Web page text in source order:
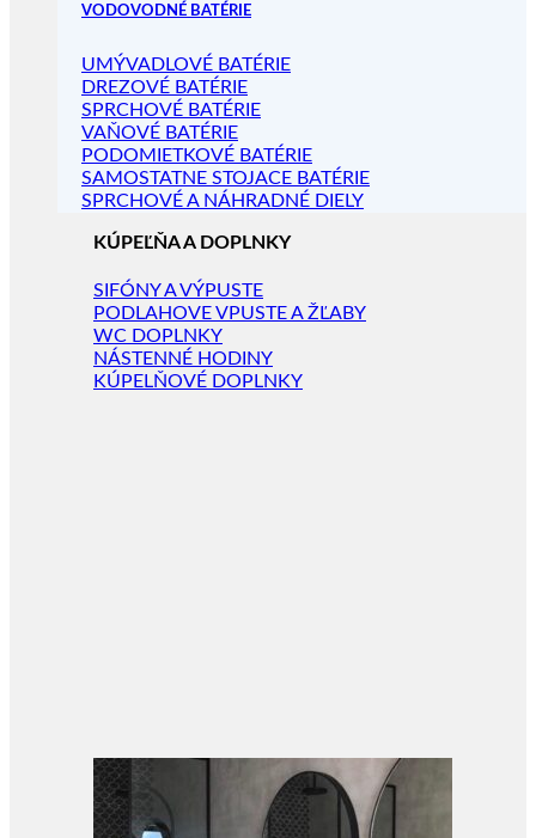
VODOVODNÉ BATÉRIE
UMÝVADLOVÉ BATÉRIE
DREZOVÉ BATÉRIE
SPRCHOVÉ BATÉRIE
VAŇOVÉ BATÉRIE
PODOMIETKOVÉ BATÉRIE
SAMOSTATNE STOJACE BATÉRIE
SPRCHOVÉ A NÁHRADNÉ DIELY
KÚPEĽŇA A DOPLNKY
SIFÓNY A VÝPUSTE
PODLAHOVE VPUSTE A ŽĽABY
WC DOPLNKY
NÁSTENNÉ HODINY
KÚPELŇOVÉ DOPLNKY